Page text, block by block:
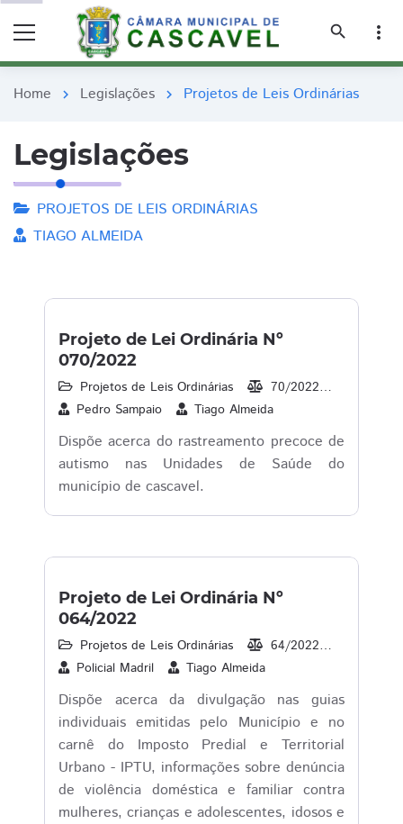
search
more_vert
Home chevron_right Legislações chevron_right Projetos de Leis Ordinárias
Legislações
PROJETOS DE LEIS ORDINÁRIAS
TIAGO ALMEIDA
Projeto de Lei Ordinária Nº
070/2022
Projetos de Leis Ordinárias 70/2022
Pedro Sampaio
Tiago Almeida
Dispõe acerca do rastreamento precoce de
autismo nas Unidades de Saúde do
município de cascavel.
Projeto de Lei Ordinária Nº
064/2022
Projetos de Leis Ordinárias 64/2022
Policial Madril
Tiago Almeida
Dispõe acerca da divulgação nas guias
individuais emitidas pelo Município e no
carnê do Imposto Predial e Territorial
Urbano - IPTU, informações sobre denúncia
de violência doméstica e familiar contra
mulheres, crianças e adolescentes, idosos e